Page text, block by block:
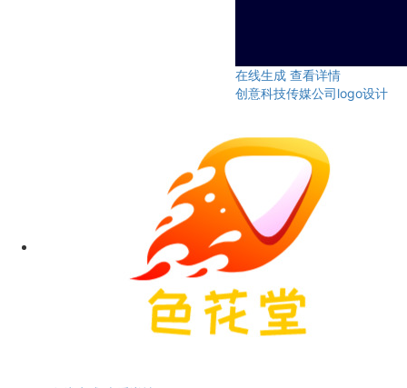
在线生成 查看详情
创意科技传媒公司logo设计